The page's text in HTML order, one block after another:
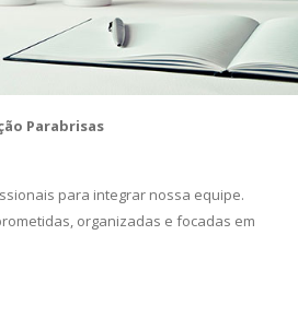
Parabrisas
para integrar nossa equipe.
organizadas e focadas em